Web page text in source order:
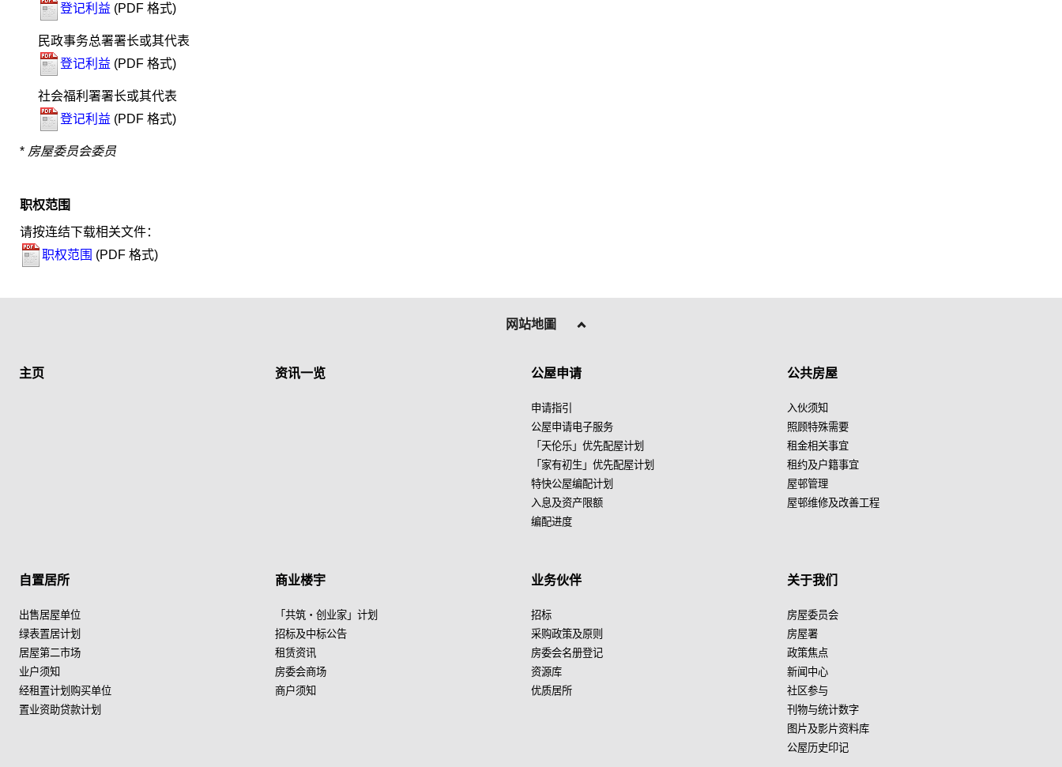
登记利益 (PDF 格式)
民政事务总署署长或其代表
登记利益 (PDF 格式)
社会福利署署长或其代表
登记利益 (PDF 格式)
* 房屋委员会委员
职权范围
请按连结下载相关文件：
职权范围 (PDF 格式)
网站地圖
主页 资讯一览 公屋申请
申请指引
公屋申请电子服务
「天伦乐」优先配屋计划
「家有初生」优先配屋计划
特快公屋编配计划
入息及资产限额
编配进度
公共房屋
入伙须知
照顾特殊需要
租金相关事宜
租约及户籍事宜
屋邨管理
屋邨维修及改善工程
自置居所
出售居屋单位
绿表置居计划
居屋第二市场
业户须知
经租置计划购买单位
置业资助贷款计划
商业楼宇
「共筑・创业家」计划
招标及中标公告
租赁资讯
房委会商场
商户须知
业务伙伴
招标
采购政策及原则
房委会名册登记
资源库
优质居所
关于我们
房屋委员会
房屋署
政策焦点
新闻中心
社区参与
刊物与统计数字
图片及影片资料库
公屋历史印记